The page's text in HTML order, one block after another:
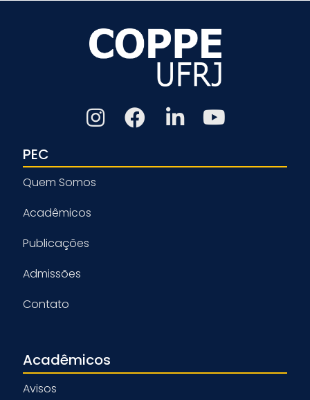
PEC
Quem Somos
Acadêmicos
Publicações
Admissões
Contato
Acadêmicos
Avisos